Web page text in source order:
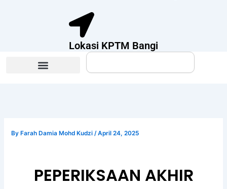
Lokasi KPTM Bangi
Search
By Farah Damia Mohd Kudzi/April 24, 2025
PEPERIKSAAN AKHIR